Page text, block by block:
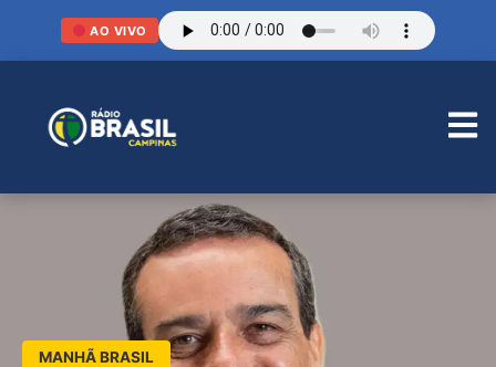
AO VIVO
MANHÃ BRASIL